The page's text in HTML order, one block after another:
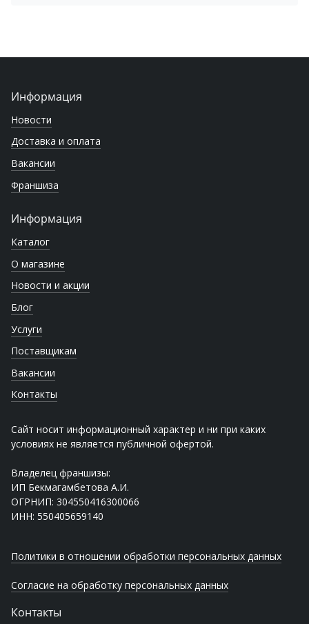
Информация
Новости
Доставка и оплата
Вакансии
Франшиза
Информация
Каталог
О магазине
Новости и акции
Блог
Услуги
Поставщикам
Вакансии
Контакты
Сайт носит информационный характер и ни при каких
условиях не является публичной офертой.
Владелец франшизы:
ИП Бекмагамбетова А.И.
ОГРНИП: 304550416300066
ИНН: 550405659140
Политики в отношении обработки персональных данных
Согласие на обработку персональных данных
Контакты